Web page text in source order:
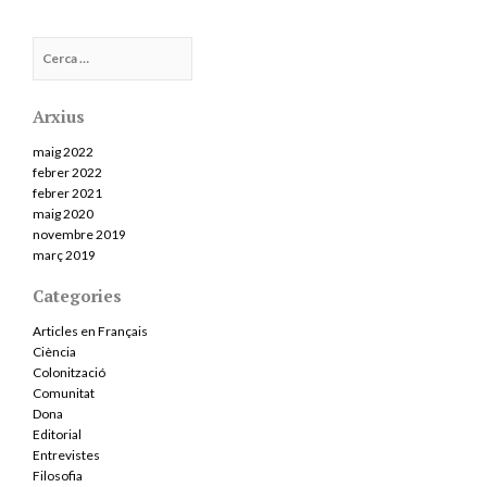
Arxius
maig 2022
febrer 2022
febrer 2021
maig 2020
novembre 2019
març 2019
Categories
Articles en Français
Ciència
Colonització
Comunitat
Dona
Editorial
Entrevistes
Filosofia